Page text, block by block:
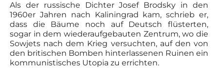
Als der russische Dichter Josef Brodsky in den
1960er Jahren nach Kaliningrad kam, schrieb er,
dass die Bäume noch auf Deutsch flüsterten,
sogar in dem wiederaufgebauten Zentrum, wo die
Sowjets nach dem Krieg versuchten, auf den von
den britischen Bomben hinterlassenen Ruinen ein
kommunistisches Utopia zu errichten.